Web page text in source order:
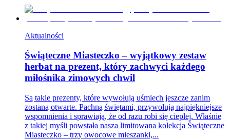
Aktualności
Świąteczne Miasteczko – wyjątkowy zestaw
herbat na prezent, który zachwyci każdego
miłośnika zimowych chwil
Są takie prezenty, które wywołują uśmiech jeszcze zanim
zostaną otwarte. Pachną świętami, przywołują najpiękniejsze
wspomnienia i sprawiają, że od razu robi się cieplej. Właśnie
z takiej myśli powstała nasza limitowana kolekcja Świąteczne
Miasteczko – trzy owocowe mieszanki,...